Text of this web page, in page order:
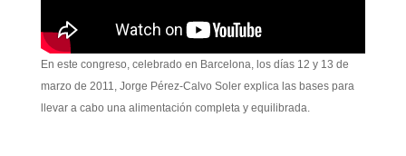
En este congreso, celebrado en Barcelona, los días 12 y 13 de
marzo de 2011, Jorge Pérez-Calvo Soler explica las bases para
llevar a cabo una alimentación completa y equilibrada.